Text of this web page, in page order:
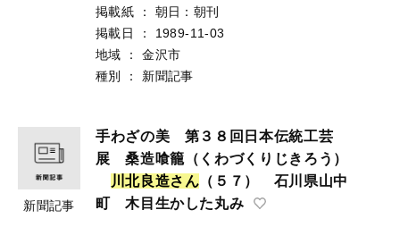
掲載紙 ：
朝日：朝刊
掲載日
：
1989-11-03
地域
：
金沢市
種別
： 新聞記事
新聞記事
手わざの美 第３８回日本伝統工芸
展 桑造喰籠（くわづくりじきろう）
川北良造さ ん （５７） 石川県山中
町 木目生かした丸み